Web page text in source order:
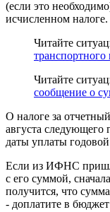
(если это
исчисленном налоге.
Читайте
транспортного
Читайте
сообщение о
О налоге за
августа следующего
даты уплаты
Если из ИФНС
с его суммой,
получится, что
- доплатите в